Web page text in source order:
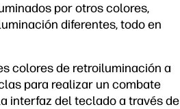
por otros colores,
diferentes, todo en
colores de retroiluminación a
para realizar un combate
interfaz del teclado a través de